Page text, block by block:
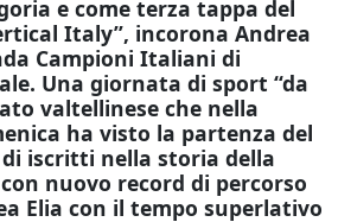
e come terza tappa del
Italy”, incorona Andrea
Campioni Italiani di
Una giornata di sport “da
valtellinese che nella
ha visto la partenza del
iscritti nella storia della
nuovo record di percorso
Elia con il tempo superlativo